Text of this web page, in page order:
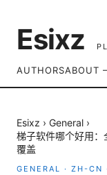
Esixz
AUTHORSABOUT
Esixz › General ›
梯子软件哪个好用
覆盖
GENERAL · ZH-CN